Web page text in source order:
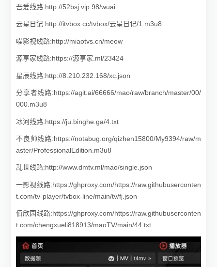
吾爱线路:http://52bsj.vip:98/wuai
云星日记:http://itvbox.cc/tvbox/云星日记/1.m3u8
喵影视线路:http://miaotvs.cn/meow
源享家线路:https://源享家.ml/23424
星辰线路:http://8.210.232.168/xc.json
分享者线路:https://agit.ai/66666/mao/raw/branch/master/00/
000.m3u8
冰河线路:https://ju.binghe.ga/4.txt
不良帅线路:https://notabug.org/qizhen15800/My9394/raw/m
aster/ProfessionalEdition.m3u8
乱世线路:http://www.dmtv.ml/mao/single.json
一影视线路:https://ghproxy.com/https://raw.githubuserconten
t.com/tv-player/tvbox-line/main/tv/fj.json
佰欣园线路:https://ghproxy.com/https://raw.githubuserconten
t.com/chengxueli818913/maoTV/main/44.txt